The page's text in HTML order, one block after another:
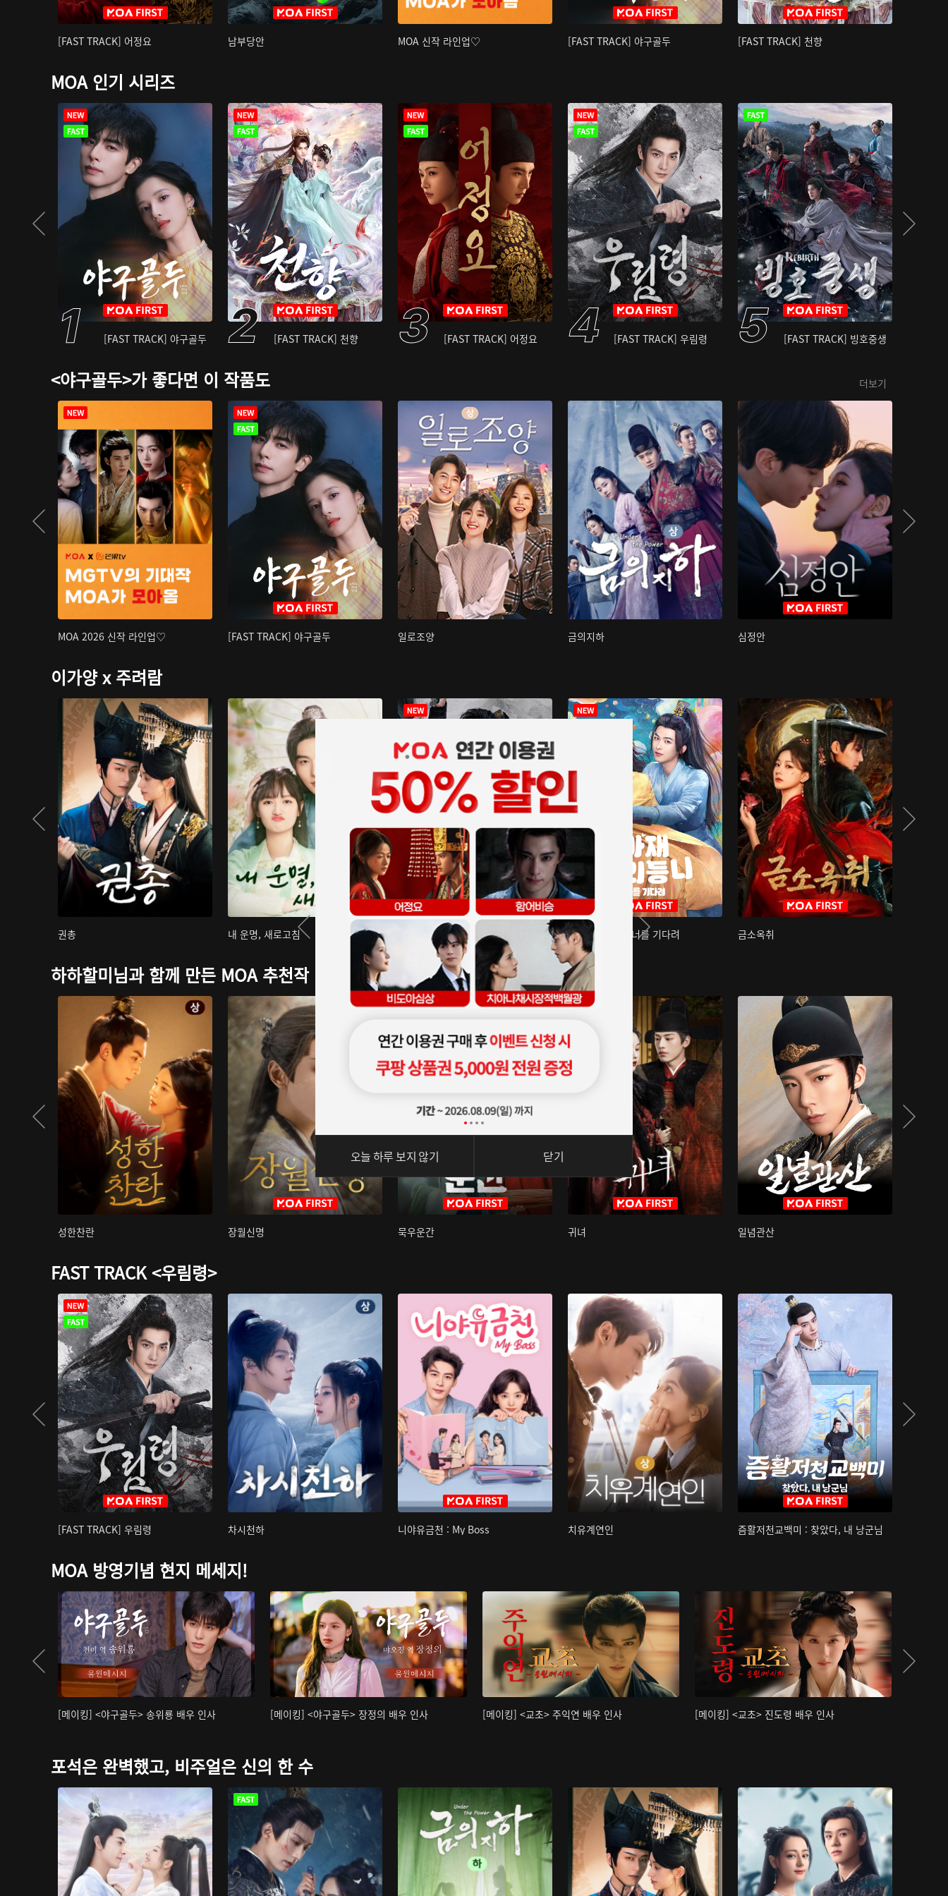
[FAST TRACK] 어정요 남부당안 MOA 신작 라인업♡ [FAST TRACK] 야구골두 [FAST TRACK] 천향
MOA 인기 시리즈
[FAST TRACK] 야구골두 [FAST TRACK] 천향 [FAST TRACK] 어정요 [FAST TRACK] 우림령 [FAST TRACK] 빙호중생
<야구골두>가 좋다면 이 작품도 더보기
MOA 2026 신작 라인업♡ [FAST TRACK] 야구골두 일로조양 금의지하 심정안
이가양 x 주려람
권총 내 운명, 새로고침 아재저리등니 : 너를 기다려 금소옥취
하하할미님과 함께 만든 MOA 추천작
성한찬란 장월신명 묵우운간 귀녀 일념관산
FAST TRACK <우림령>
[FAST TRACK] 우림령 차시천하 니야유금천 : My Boss 치유계연인 즘활저천교백미 : 찾았다, 내 낭군님
MOA 방영기념 현지 메세지!
[메이킹] <야구골두> 송위룡 배우 인사 [메이킹] <야구골두> 장정의 배우 인사 [메이킹] <교초> 주익연 배우 인사 [메이킹] <교초> 진도령 배우 인사
포석은 완벽했고, 비주얼은 신의 한 수
오늘 하루 보지 않기 닫기